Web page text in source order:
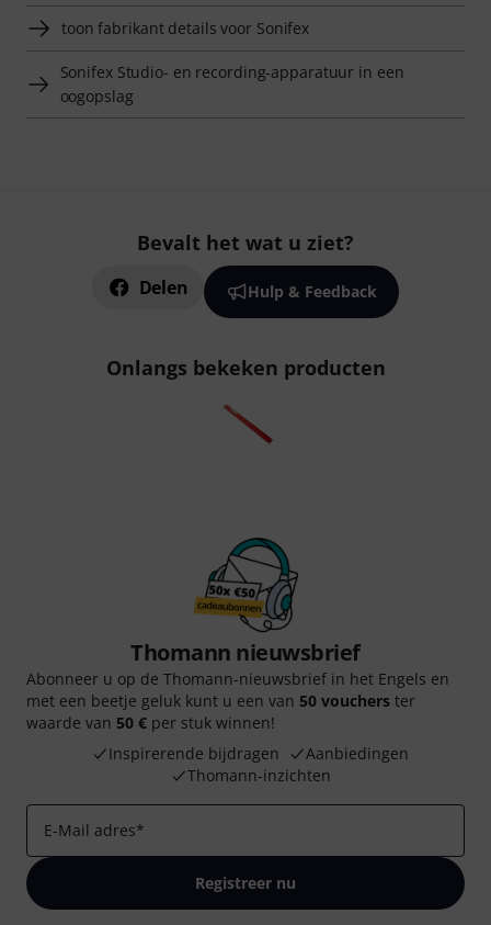
toon fabrikant details voor Sonifex
Sonifex Studio- en recording-apparatuur in een
oogopslag
Bevalt het wat u ziet?
Delen Hulp & Feedback
Onlangs bekeken producten
Thomann nieuwsbrief
Abonneer u op de Thomann-nieuwsbrief in het Engels en
met een beetje geluk kunt u een van 50 vouchers ter
waarde van 50 € per stuk winnen!
Inspirerende bijdragen
Aanbiedingen
Thomann-inzichten
E-Mail adres*
Registreer nu